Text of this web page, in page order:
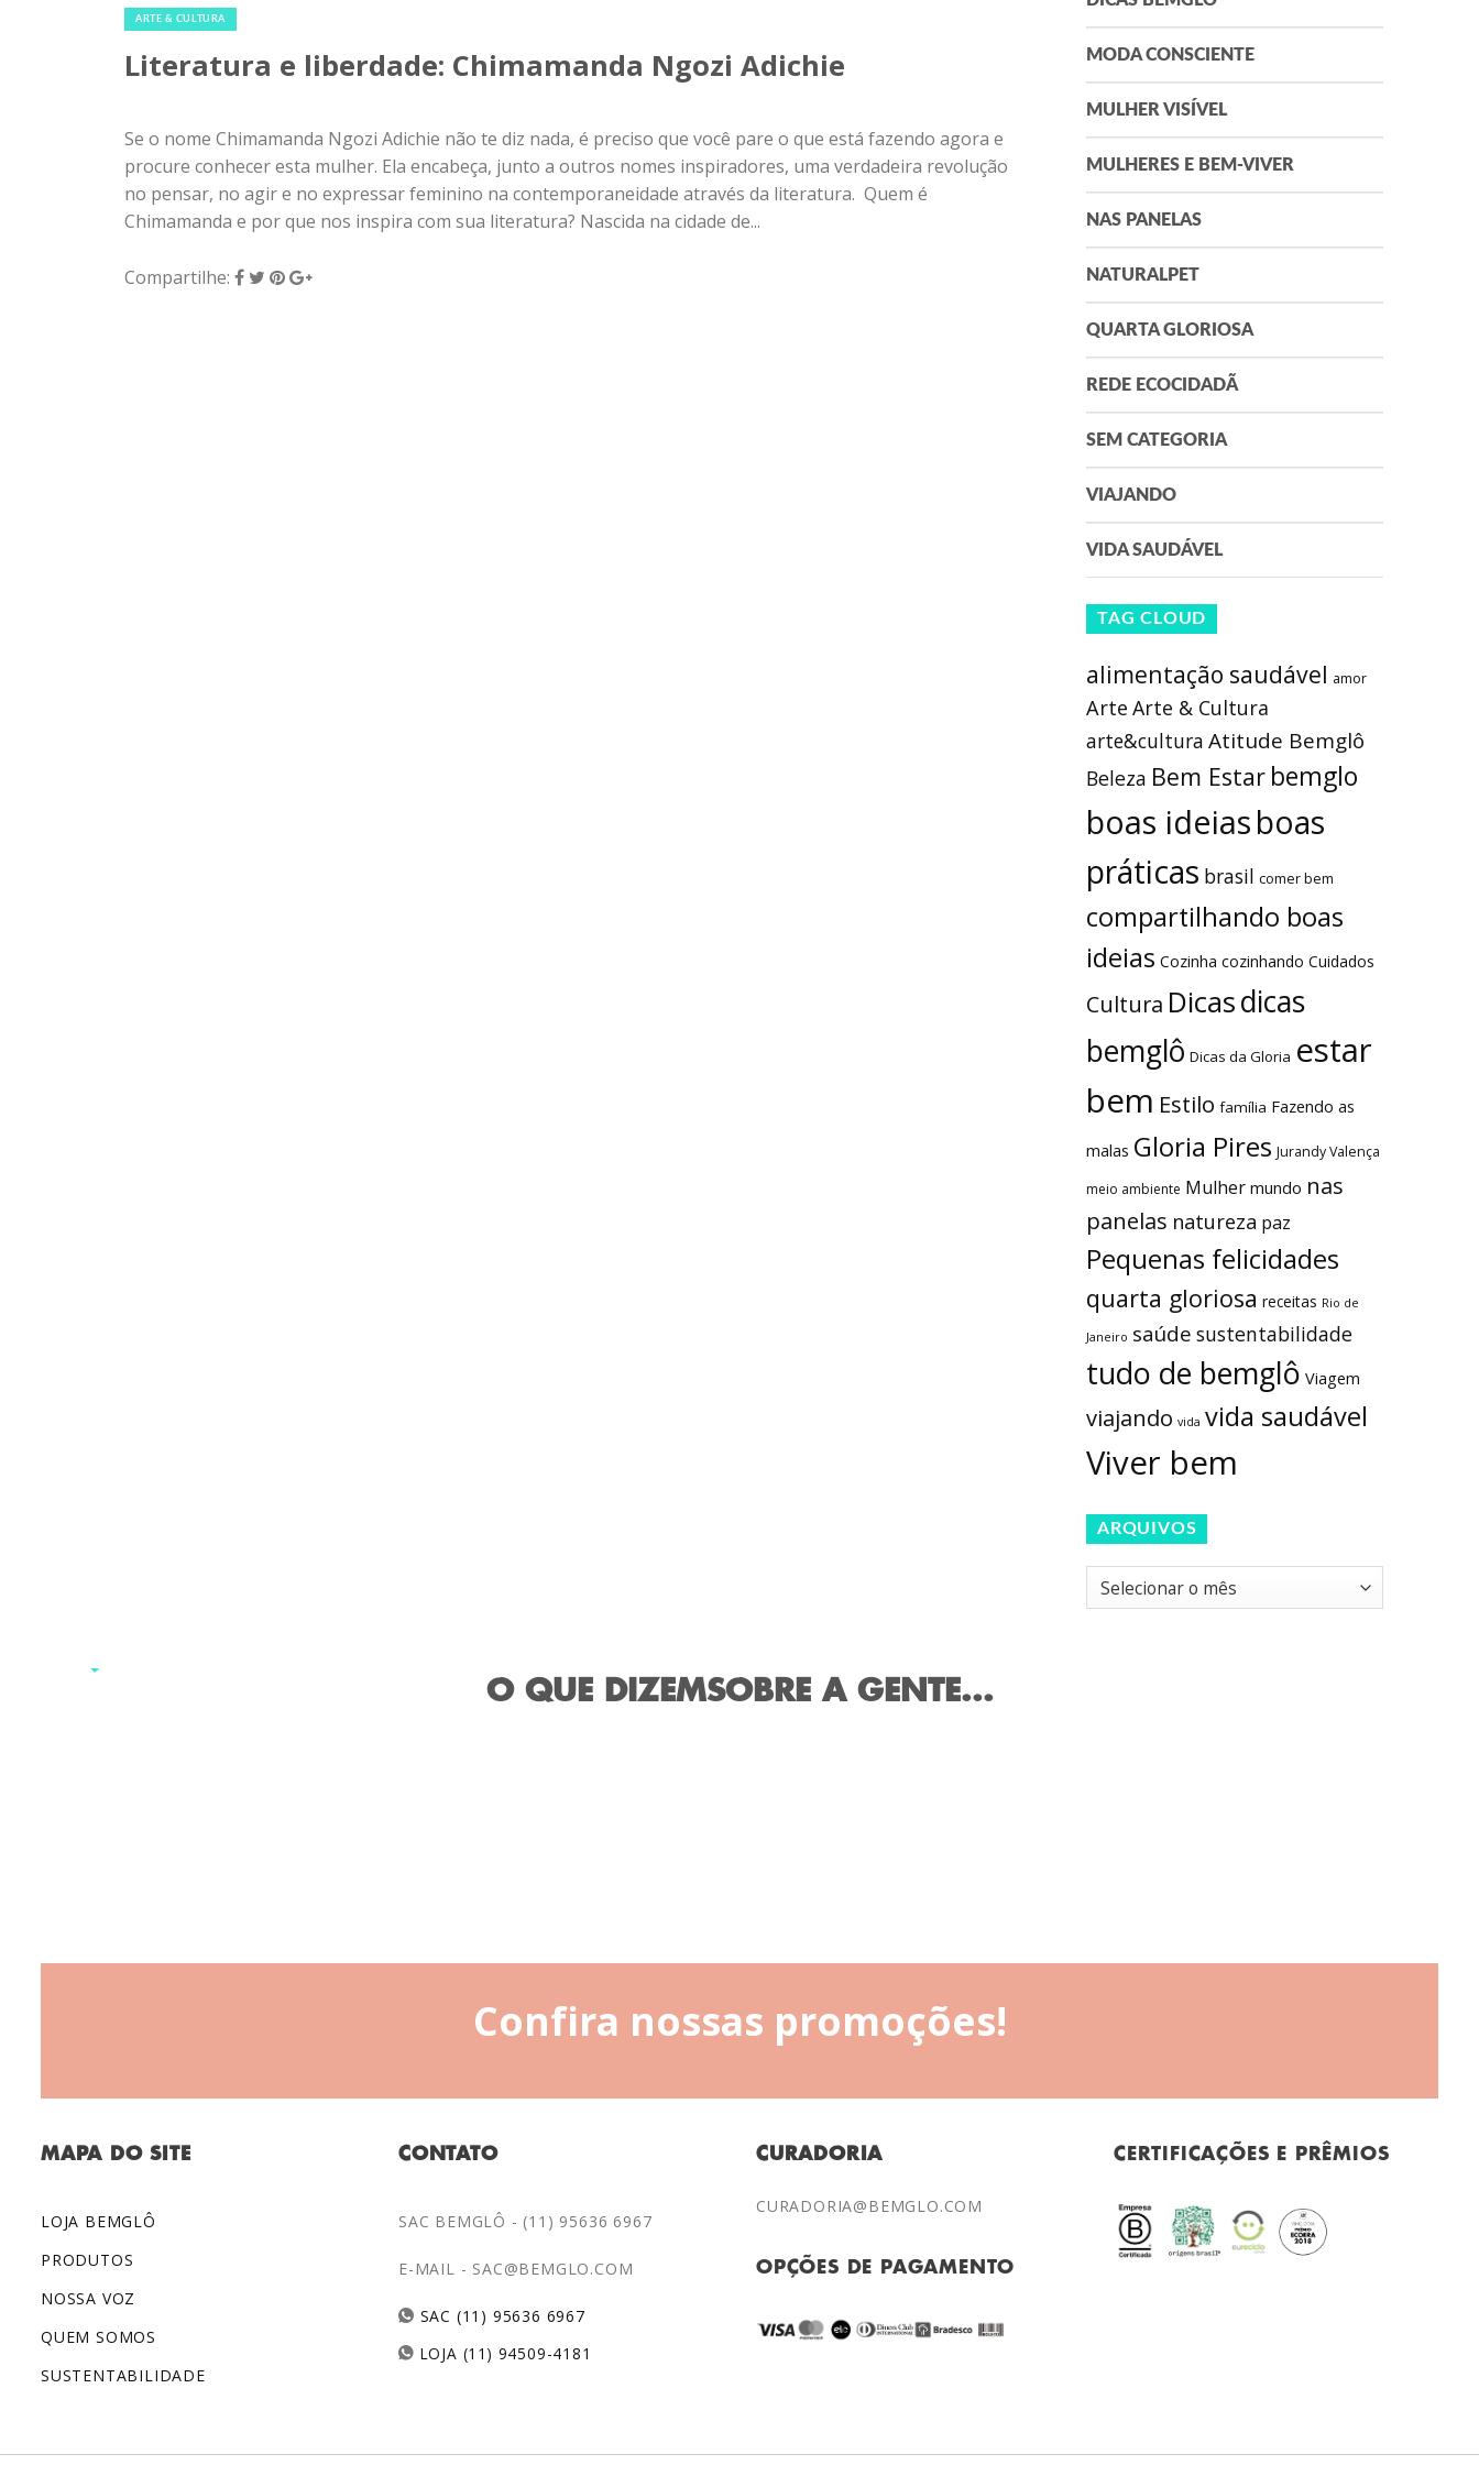
ARTE & CULTURA
Literatura e liberdade: Chimamanda Ngozi Adichie
Se o nome Chimamanda Ngozi Adichie não te diz nada, é preciso que você pare o que está fazendo agora e
procure conhecer esta mulher. Ela encabeça, junto a outros nomes inspiradores, uma verdadeira revolução
no pensar, no agir e no expressar feminino na contemporaneidade através da literatura. Quem é
Chimamanda e por que nos inspira com sua literatura? Nascida na cidade de...
Compartilhe:
MODA CONSCIENTE
MULHER VISÍVEL
MULHERES E BEM-VIVER
NAS PANELAS
NATURALPET
QUARTA GLORIOSA
REDE ECOCIDADÃ
SEM CATEGORIA
VIAJANDO
VIDA SAUDÁVEL
TAG CLOUD
alimentação saudável amor
Arte Arte & Cultura
arte&cultura Atitude Bemglô
Beleza Bem Estar bemglo
boas ideiasboas
práticas brasil comer bem
compartilhando boas
ideias Cozinha cozinhando Cuidados
Cultura Dicasdicas
bemglô Dicas da Gloria estar
bem Estilo família Fazendo as
malas Gloria Pires Jurandy Valença
meio ambiente Mulher mundo nas
panelas natureza paz
Pequenas felicidades
quarta gloriosa receitas Rio de
Janeiro saúde sustentabilidade
tudo de bemglô Viagem
viajando vida vida saudável
Viver bem
ARQUIVOS
Arquivos
O QUE DIZEMSOBRE A GENTE...
Confira nossas promoções!
MAPA DO SITE
LOJA BEMGLÔ
PRODUTOS
NOSSA VOZ
QUEM SOMOS
SUSTENTABILIDADE
CONTATO
SAC BEMGLÔ - (11) 95636 6967
E-MAIL - SAC@BEMGLO.COM
SAC (11) 95636 6967
LOJA (11) 94509-4181
CURADORIA
CURADORIA@BEMGLO.COM
OPÇÕES DE PAGAMENTO
CERTIFICAÇÕES E PRÊMIOS